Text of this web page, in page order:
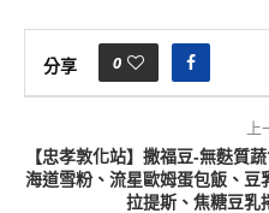
分享 0
【忠孝敦化站】撒福豆-無麩質
海道雪粉、流星歐姆蛋包飯、
拉提斯、焦糖豆乳